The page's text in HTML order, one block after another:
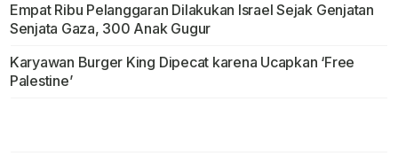
Empat Ribu Pelanggaran Dilakukan Israel Sejak Genjatan
Senjata Gaza, 300 Anak Gugur
Karyawan Burger King Dipecat karena Ucapkan ‘Free
Palestine’